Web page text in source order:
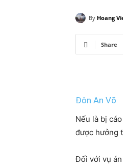
By Hoang
Share
Đôn An Võ
Nếu là bị
được hưởng
Đối với vụ